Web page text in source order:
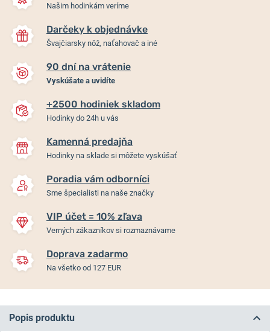
Našim hodinkám veríme
Darčeky k objednávke
Švajčiarsky nôž, naťahovač a iné
90 dní na vrátenie
Vyskúšate a uvidíte
+2500 hodiniek skladom
Hodinky do 24h u vás
Kamenná predajňa
Hodinky na sklade si môžete vyskúšať
Poradia vám odborníci
Sme špecialisti na naše značky
VIP účet = 10% zľava
Verných zákazníkov si rozmaznávame
Doprava zadarmo
Na všetko od 127 EUR
Popis produktu